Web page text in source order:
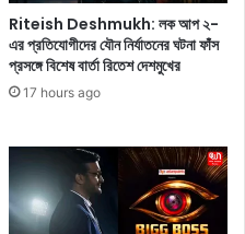
Riteish Deshmukh: লক আপ ২-
এর প্রতিযোগীদের যৌন নির্যাতনের ঘটনা ফাঁস
প্রসঙ্গে বিশেষ বার্তা রিতেশ দেশমুখের
17 hours ago